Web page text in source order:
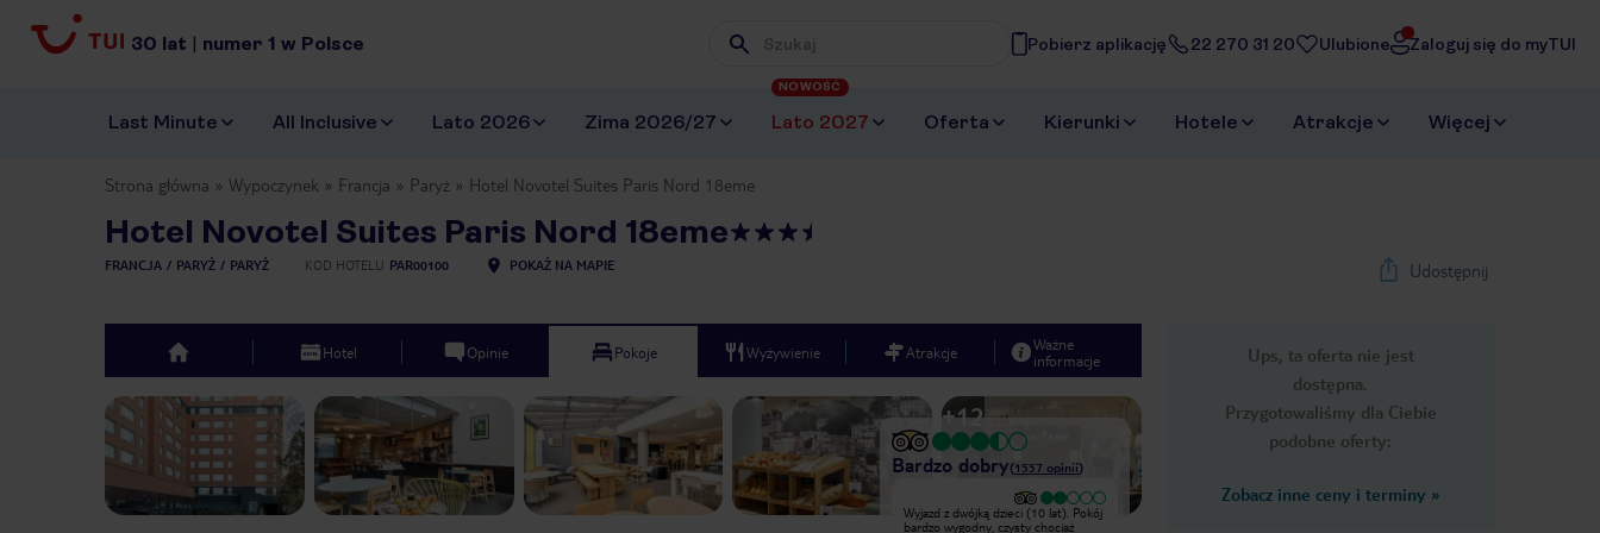
30 lat | numer 1 w Polsce Wpisz frazę, której szukasz
Pobierz aplikację 22 270 31 20 Ulubione Zaloguj się do myTUI
Last Minute All Inclusive Lato 2026 Zima 2026/27 Lato 2027
NOWOŚĆ
Oferta Kierunki Hotele Atrakcje Więcej
Strona główna Wypoczynek Francja Paryż Hotel Novotel Suites Paris Nord 18eme
Hotel Novotel Suites Paris Nord 18eme
FRANCJA PARYŻ PARYŻ KOD HOTELU PAR00100 POKAŻ NA MAPIE Udostępnij
Ups, ta oferta nie jest
dostępna.
Przygotowaliśmy dla Ciebie
podobne oferty:
Zobacz inne ceny i terminy »
top Hotel Opinie Pokoje Wyżywienie Atrakcje
Ważne
informacje
Previous slide Next slide
1/18
+12
Bardzo dobry(1557 opinii)
Wyjątkowy
Standard jak zawsze w nowotelu.
Wyjazd z dwójką dzieci (10 lat). Pokój
bardzo wygodny, czysty chociaż
Bardzo dobry Wyjątkowy